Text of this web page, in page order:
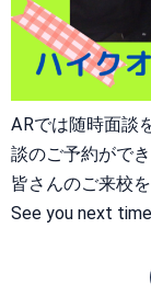
ARでは随時面談
談のご予約ができ
皆さんのご来校
See you next